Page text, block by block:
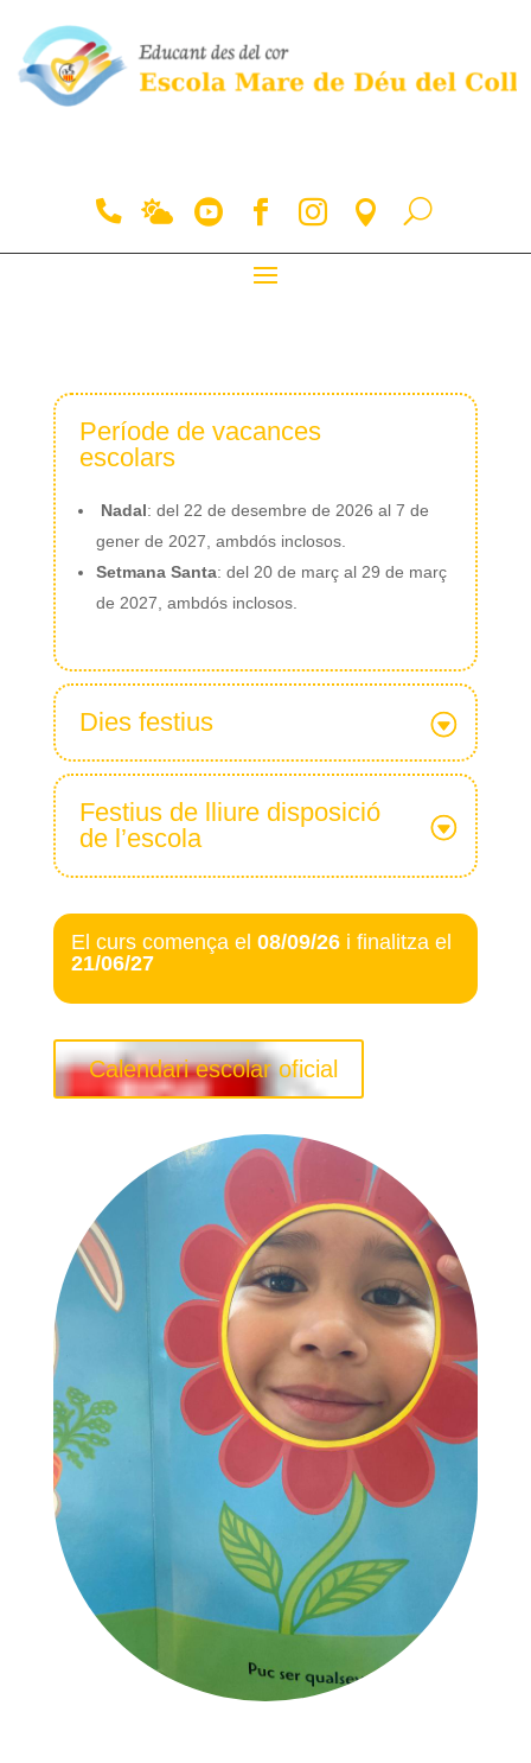
Període de vacances
escolars
Nadal: del 22 de desembre de 2026 al 7 de
gener de 2027, ambdós inclosos.
Setmana Santa: del 20 de març al 29 de març
de 2027, ambdós inclosos.
Dies festius
Festius de lliure disposició
de l’escola
El curs comença el 08/09/26i finalitza el
21/06/27
Calendari escolar oficial